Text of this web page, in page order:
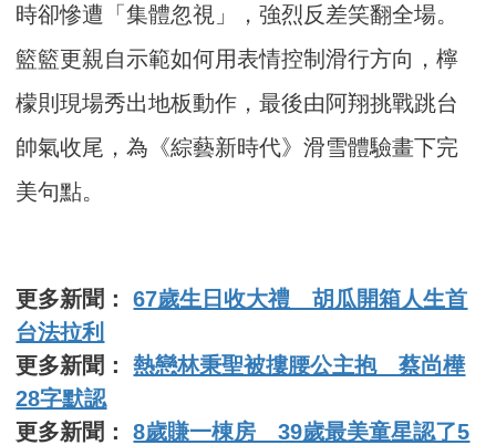
時卻慘遭「集體忽視」，強烈反差笑翻全場。
籃籃更親自示範如何用表情控制滑行方向，檸
檬則現場秀出地板動作，最後由阿翔挑戰跳台
帥氣收尾，為《綜藝新時代》滑雪體驗畫下完
美句點。
更多新聞：67歲生日收大禮 胡瓜開箱人生首
台法拉利
更多新聞：熱戀林秉聖被摟腰公主抱 蔡尚樺
28字默認
更多新聞：8歲賺一棟房 39歲最美童星認了5